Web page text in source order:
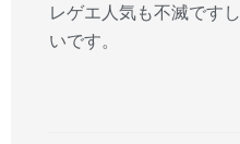
レゲエ人気も不滅です
いです。